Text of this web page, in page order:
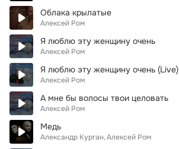
Облака крылатые
Алексей Ром
Я люблю эту женщину очень
Алексей Ром
Я люблю эту женщину очень (Live)
Алексей Ром
А мне бы волосы твои целовать
Алексей Ром
Медь
Александр Курган Алексей Ром